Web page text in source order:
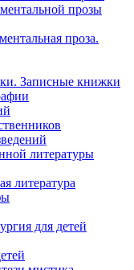
прозы
проза.
Записные книжки
литературы
литература
для детей